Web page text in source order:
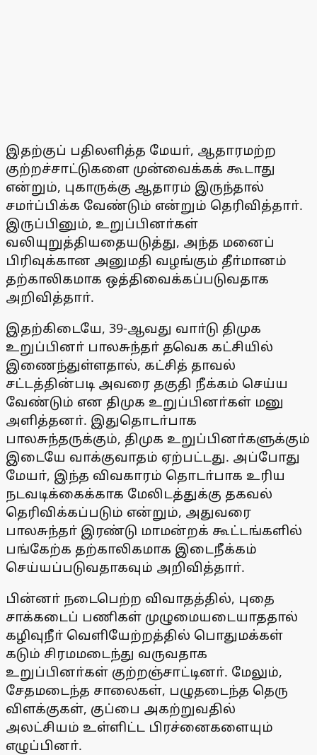
இதற்குப் பதிலளித்த மேயா், ஆதாரமற்ற
குற்றச்சாட்டுகளை முன்வைக்கக் கூடாது
என்றும், புகாருக்கு ஆதாரம் இருந்தால்
சமா்ப்பிக்க வேண்டும் என்றும் தெரிவித்தாா்.
இருப்பினும், உறுப்பினா்கள்
வலியுறுத்தியதையடுத்து, அந்த மனைப்
பிரிவுக்கான அனுமதி வழங்கும் தீா்மானம்
தற்காலிகமாக ஒத்திவைக்கப்படுவதாக
அறிவித்தாா்.
இதற்கிடையே, 39-ஆவது வாா்டு திமுக
உறுப்பினா் பாலசுந்தா் தவெக கட்சியில்
இணைந்துள்ளதால், கட்சித் தாவல்
சட்டத்தின்படி அவரை தகுதி நீக்கம் செய்ய
வேண்டும் என திமுக உறுப்பினா்கள் மனு
அளித்தனா். இதுதொடா்பாக
பாலசுந்தருக்கும், திமுக உறுப்பினா்களுக்கும்
இடையே வாக்குவாதம் ஏற்பட்டது. அப்போது
மேயா், இந்த விவகாரம் தொடா்பாக உரிய
நடவடிக்கைக்காக மேலிடத்துக்கு தகவல்
தெரிவிக்கப்படும் என்றும், அதுவரை
பாலசுந்தா் இரண்டு மாமன்றக் கூட்டங்களில்
பங்கேற்க தற்காலிகமாக இடைநீக்கம்
செய்யப்படுவதாகவும் அறிவித்தாா்.
பின்னா் நடைபெற்ற விவாதத்தில், புதை
சாக்கடைப் பணிகள் முழுமையடையாததால்
கழிவுநீா் வெளியேற்றத்தில் பொதுமக்கள்
கடும் சிரமமடைந்து வருவதாக
உறுப்பினா்கள் குற்றஞ்சாட்டினா். மேலும்,
சேதமடைந்த சாலைகள், பழுதடைந்த தெரு
விளக்குகள், குப்பை அகற்றுவதில்
அலட்சியம் உள்ளிட்ட பிரச்னைகளையும்
எழுப்பினா்.